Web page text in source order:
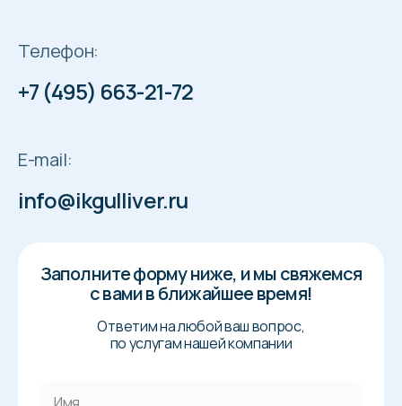
Телефон:
+7 (495) 663-21-72
E-mail:
info@ikgulliver.ru
Заполните форму ниже, и мы свяжемся
с вами в ближайшее время!
Ответим на любой ваш вопрос,
по услугам нашей компании